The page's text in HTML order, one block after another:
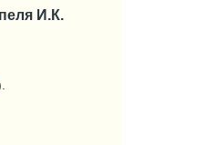
И.К.